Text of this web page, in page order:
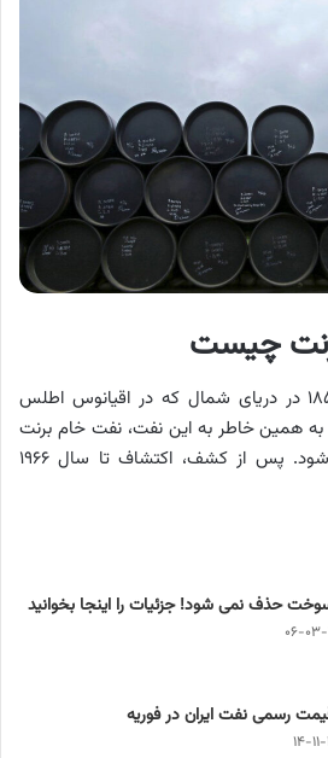
چیست
نفت خام برنت در سال ۱۸۵۹ در دریای شمال که در اقیانوس اطلس
همین خاطر به این نفت، نفت خام برنت
دریای شمال نیز گفته می‌شود. پس از کشف، اکتشاف تا سال ۱۹۶۶
حذف نمی شود! جزئیات را اینجا بخوانید
۱۴۰۴
رسمی نفت ایران در فوریه
۱۴۰۳